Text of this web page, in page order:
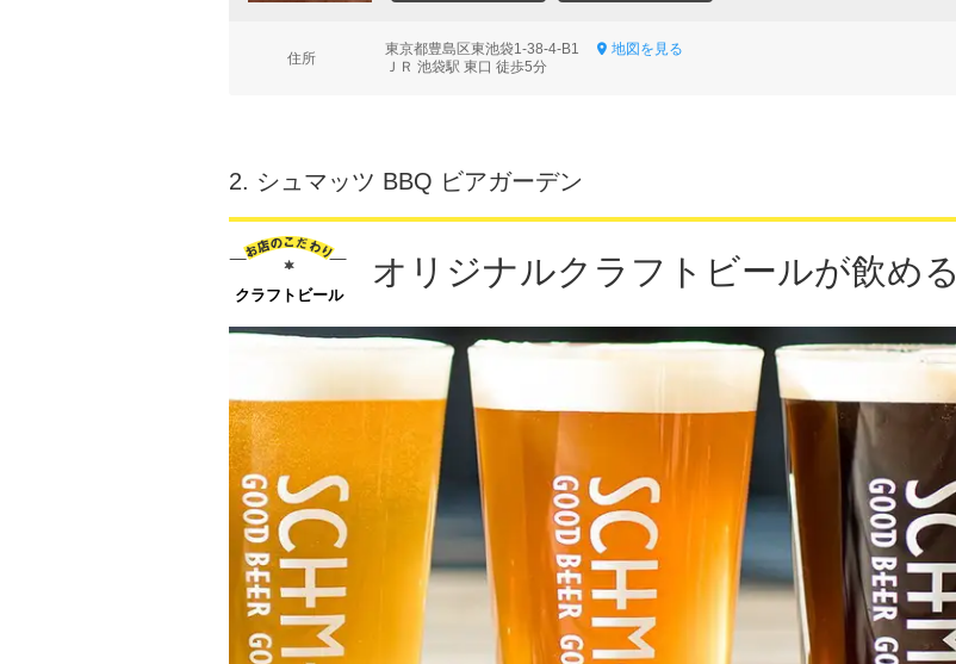
住所
東京都豊島区東池袋1-38-4-B1
地図を見る
ＪＲ 池袋駅 東口 徒歩5分
2. シュマッツ BBQ ビアガーデン
クラフトビール
オリジナルクラフトビールが飲める